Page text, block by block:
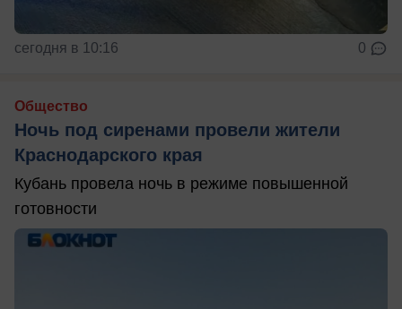
сегодня в 10:16 0
Общество
Ночь под сиренами провели жители
Краснодарского края
Кубань провела ночь в режиме повышенной
готовности